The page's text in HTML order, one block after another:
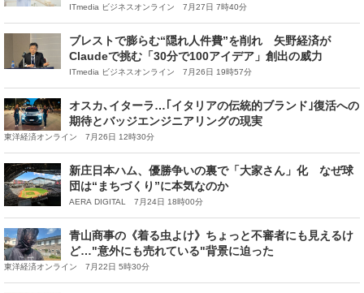
ITmedia ビジネスオンライン 7月27日 7時40分
ブレストで膨らむ“隠れ人件費”を削れ 矢野経済が
Claudeで挑む「30分で100アイデア」創出の威力
ITmedia ビジネスオンライン 7月26日 19時57分
オスカ､イターラ…｢イタリアの伝統的ブランド｣復活への
期待とバッジエンジニアリングの現実
東洋経済オンライン 7月26日 12時30分
新庄日本ハム、優勝争いの裏で「大家さん」化 なぜ球
団は“まちづくり”に本気なのか
AERA DIGITAL 7月24日 18時00分
青山商事の《着る虫よけ》ちょっと不審者にも見えるけ
ど…"意外にも売れている"背景に迫った
東洋経済オンライン 7月22日 5時30分